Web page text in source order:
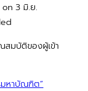
on 3 มิ.ย.
มบัติของผู้เข้า
หาบัณฑิต”